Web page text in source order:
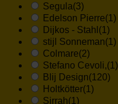
Segula(3)
Edelson Pierre(1)
Dijkos - Stahl (1)
stijl Sonneman(1)
Colmare(2)
Stefano Cevoli,(1)
Blij Design(120)
Holtkötter(1)
Sirrah(1)